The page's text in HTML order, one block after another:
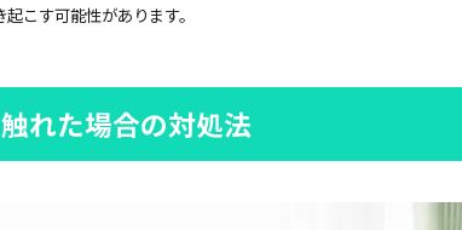
こす可能性があります。
れた場合の対処法